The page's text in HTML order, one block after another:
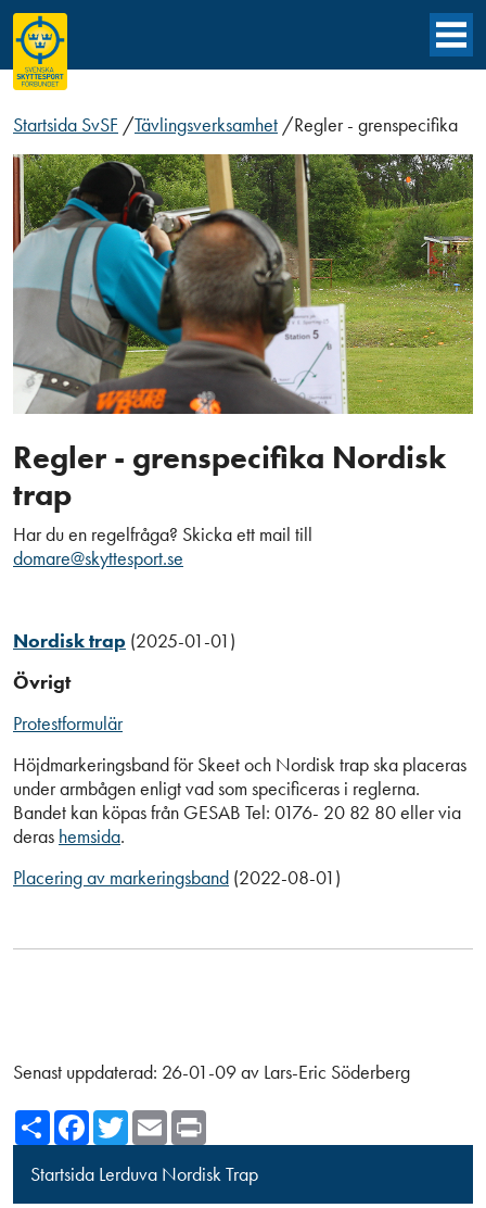
Startsida SvSF /Tävlingsverksamhet /Regler - grenspecifika
Startsida Lerduva Nordisk Trap
Regler - grenspecifika Nordisk
trap
Har du en regelfråga? Skicka ett mail till
domare@skyttesport.se
Nordisk trap (2025-01-01)
Övrigt
Protestformulär
Höjdmarkeringsband för Skeet och Nordisk trap ska placeras
under armbågen enligt vad som specificeras i reglerna.
Bandet kan köpas från GESAB Tel: 0176- 20 82 80 eller via
deras hemsida.
Placering av markeringsband (2022-08-01)
Senast uppdaterad: 26-01-09av Lars-Eric Söderberg
ShareFacebook
TwitterEmail